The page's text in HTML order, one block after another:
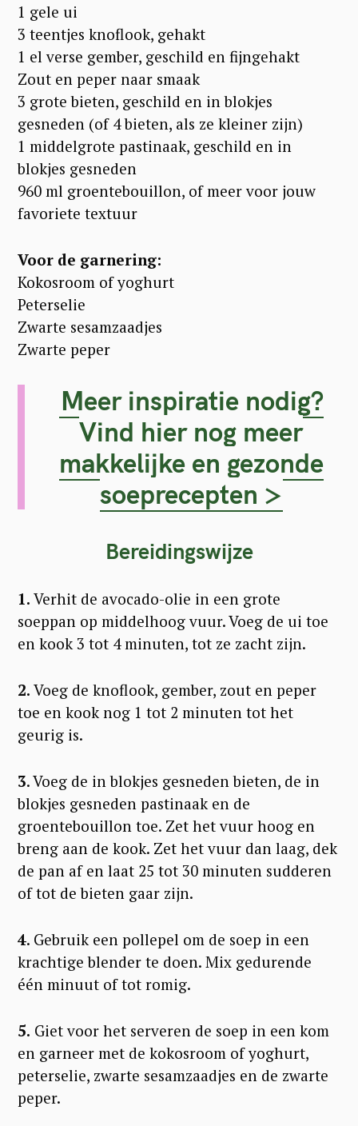
1 gele ui
3 teentjes knoflook, gehakt
1 el verse gember, geschild en fijngehakt
Zout en peper naar smaak
3 grote bieten, geschild en in blokjes
gesneden (of 4 bieten, als ze kleiner zijn)
1 middelgrote pastinaak, geschild en in
blokjes gesneden
960 ml groentebouillon, of meer voor jouw
favoriete textuur
Voor de garnering:
Kokosroom of yoghurt
Peterselie
Zwarte sesamzaadjes
Zwarte peper
Meer inspiratie nodig?
Vind hier nog meer
makkelijke en gezonde
soeprecepten >
Bereidingswijze
1. Verhit de avocado-olie in een grote
soeppan op middelhoog vuur. Voeg de ui toe
en kook 3 tot 4 minuten, tot ze zacht zijn.
2. Voeg de knoflook, gember, zout en peper
toe en kook nog 1 tot 2 minuten tot het
geurig is.
3. Voeg de in blokjes gesneden bieten, de in
blokjes gesneden pastinaak en de
groentebouillon toe. Zet het vuur hoog en
breng aan de kook. Zet het vuur dan laag, dek
de pan af en laat 25 tot 30 minuten sudderen
of tot de bieten gaar zijn.
4. Gebruik een pollepel om de soep in een
krachtige blender te doen. Mix gedurende
één minuut of tot romig.
5. Giet voor het serveren de soep in een kom
en garneer met de kokosroom of yoghurt,
peterselie, zwarte sesamzaadjes en de zwarte
peper.